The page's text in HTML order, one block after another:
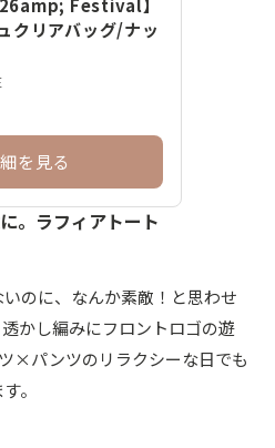
Festival】
クリアバッグ/ナッ
を見る
。ラフィアトート
のに、なんか素敵！と思わせ
かし編みにフロントロゴの遊
×パンツのリラクシーな日でも
。